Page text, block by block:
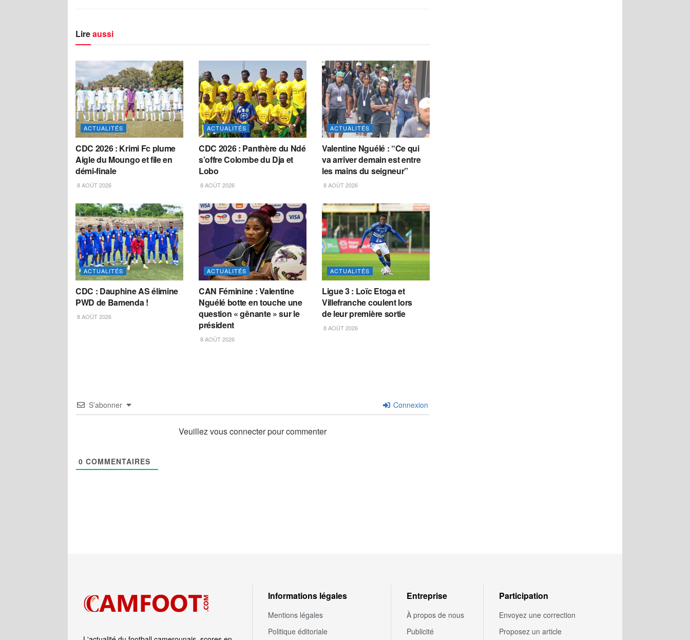
Lireaussi
ACTUALITÉS
CDC 2026 : Krimi Fc plume
Aigle du Moungo et file en
démi-finale
8 AOÛT 2026
ACTUALITÉS
CDC 2026 : Panthère du Ndé
s’offre Colombe du Dja et
Lobo
8 AOÛT 2026
ACTUALITÉS
Valentine Nguélé : “Ce qui
va arriver demain est entre
les mains du seigneur”
8 AOÛT 2026
ACTUALITÉS
CDC : Dauphine AS élimine
PWD de Bamenda !
8 AOÛT 2026
ACTUALITÉS
CAN Féminine : Valentine
Nguélé botte en touche une
question « gênante » sur le
président
8 AOÛT 2026
ACTUALITÉS
Ligue 3 : Loïc Etoga et
Villefranche coulent lors
de leur première sortie
8 AOÛT 2026
S’abonner Connexion
Veuillez vous connecter pour commenter
0 COMMENTAIRES
Informations légales
Mentions légales
Politique éditoriale
Entreprise
À propos de nous
Publicité
Participation
Envoyez une correction
Proposez un article